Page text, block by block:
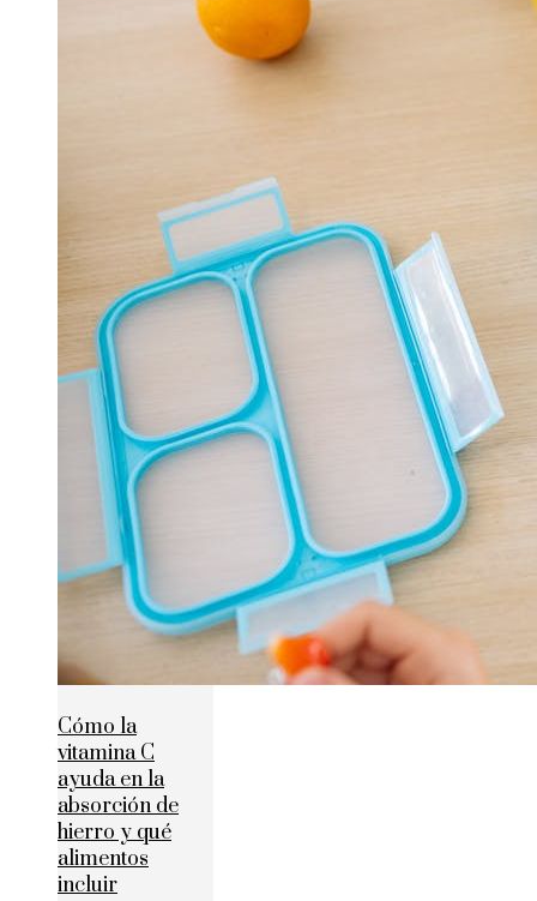
Cómo la
vitamina C
ayuda en la
absorción de
hierro y qué
alimentos
incluir